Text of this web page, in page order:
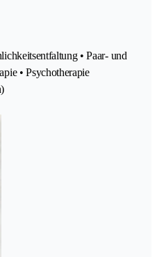
• Paar- und
• Psychotherapie